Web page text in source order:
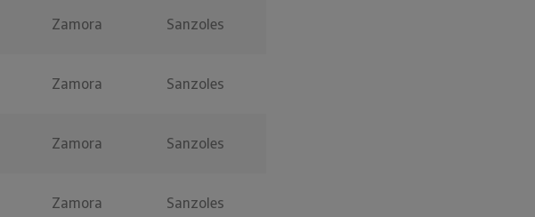
Zamora Sanzoles
Zamora Sanzoles
Zamora Sanzoles
Zamora Sanzoles